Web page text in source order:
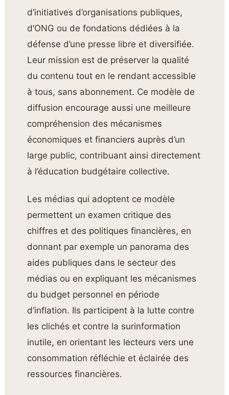
d’initiatives d’organisations publiques,
d’ONG ou de fondations dédiées à la
défense d’une presse libre et diversifiée.
Leur mission est de préserver la qualité
du contenu tout en le rendant accessible
à tous, sans abonnement. Ce modèle de
diffusion encourage aussi une meilleure
compréhension des mécanismes
économiques et financiers auprès d’un
large public, contribuant ainsi directement
à l’éducation budgétaire collective.
Les médias qui adoptent ce modèle
permettent un examen critique des
chiffres et des politiques financières, en
donnant par exemple un panorama des
aides publiques dans le secteur des
médias ou en expliquant les mécanismes
du budget personnel en période
d’inflation. Ils participent à la lutte contre
les clichés et contre la surinformation
inutile, en orientant les lecteurs vers une
consommation réfléchie et éclairée des
ressources financières.